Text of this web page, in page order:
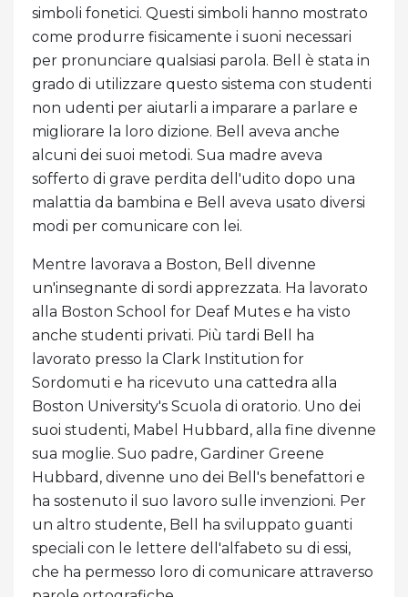
simboli fonetici. Questi simboli hanno mostrato
come produrre fisicamente i suoni necessari
per pronunciare qualsiasi parola. Bell è stata in
grado di utilizzare questo sistema con studenti
non udenti per aiutarli a imparare a parlare e
migliorare la loro dizione. Bell aveva anche
alcuni dei suoi metodi. Sua madre aveva
sofferto di grave perdita dell'udito dopo una
malattia da bambina e Bell aveva usato diversi
modi per comunicare con lei.
Mentre lavorava a Boston, Bell divenne
un'insegnante di sordi apprezzata. Ha lavorato
alla Boston School for Deaf Mutes e ha visto
anche studenti privati. Più tardi Bell ha
lavorato presso la Clark Institution for
Sordomuti e ha ricevuto una cattedra alla
Boston University's Scuola di oratorio. Uno dei
suoi studenti, Mabel Hubbard, alla fine divenne
sua moglie. Suo padre, Gardiner Greene
Hubbard, divenne uno dei Bell's benefattori e
ha sostenuto il suo lavoro sulle invenzioni. Per
un altro studente, Bell ha sviluppato guanti
speciali con le lettere dell'alfabeto su di essi,
che ha permesso loro di comunicare attraverso